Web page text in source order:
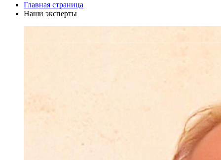
Главная страница
Наши эксперты